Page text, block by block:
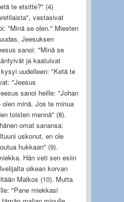
te etsitte?" (4)
vastasivat
"Minä se olen." Miesten
Jeesuksen
sanoi: "Minä se
ja kaatuivat
uudelleen: "Ketä te
"Jeesus
sanoi heille: "Johan
minä. Jos te minua
toisten mennä" (8).
omat sanansa:
uskonut, en ole
hukkaan" (9).
Hän veti sen esiin
oikean korvan
Malkos (10). Mutta
"Pane miekkasi